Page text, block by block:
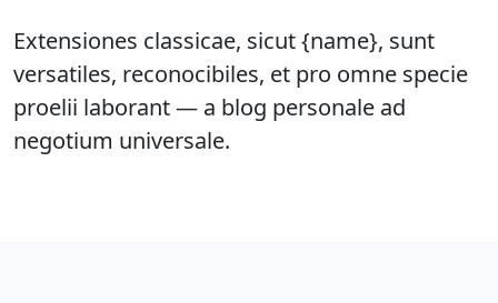
Extensiones classicae, sicut {name}, sunt
versatiles, reconocibiles, et pro omne specie
proelii laborant — a blog personale ad
negotium universale.